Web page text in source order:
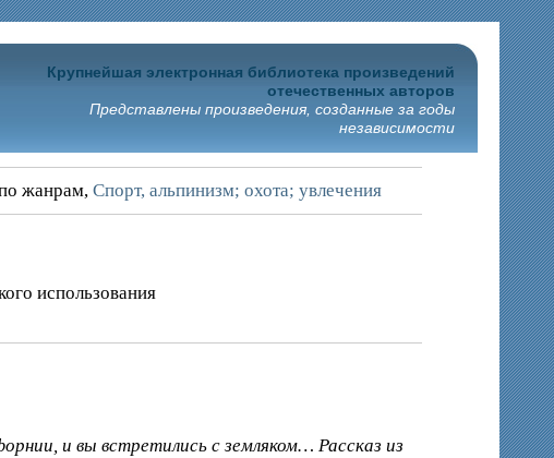
Крупнейшая электронная библиотека произведений
отечественных авторов
Представлены произведения, созданные за годы
независимости
жанрам,Спорт, альпинизм; охота; увлечения
использования
и вы встретились с земляком… Рассказ из